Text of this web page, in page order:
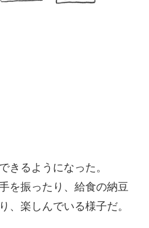
きるようになった。
を振ったり、給食の納豆
、楽しんでいる様子だ。